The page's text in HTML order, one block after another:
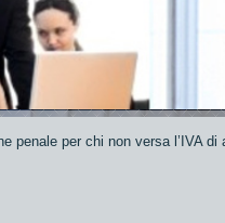
penale per chi non versa l’IVA